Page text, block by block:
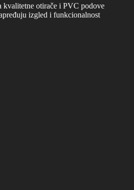
kvalitetne otirače i PVC podove
izgled i funkcionalnost